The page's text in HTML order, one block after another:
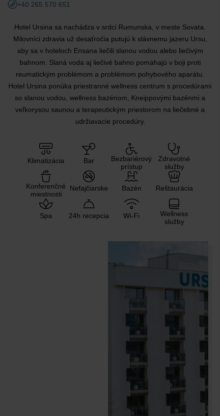
+40 265 570 651
Hotel Ursina sa nachádza v srdci Rumunska, v meste Sovata.
Milovníci zdravia už desaťročia putujú k slávnemu jazeru Ursu,
aby sa v hoteloch Ensana liečili slanou vodou alebo liečivým
bahnom. Slaná voda aj liečivé bahno pomáhajú v boji proti
reumatickým problémom a problémom pohybového aparátu.
Hotel Ursina ponúka priestranné wellness centrum s procedúrami
so slanou vodou, wellness bazénom, Kneippovými bazénmi a
veľkorysou saunou a terapeutickým priestorom na liečebné a
udržiavacie procedúry.
Klimatizácia Bar
Bezbariérový
prístup
Zdravotné
služby
Konferenčné
miestnosti
Nefajčiarske Bazén Reštaurácia
Spa 24h recepcia Wi-Fi
Wellness
služby